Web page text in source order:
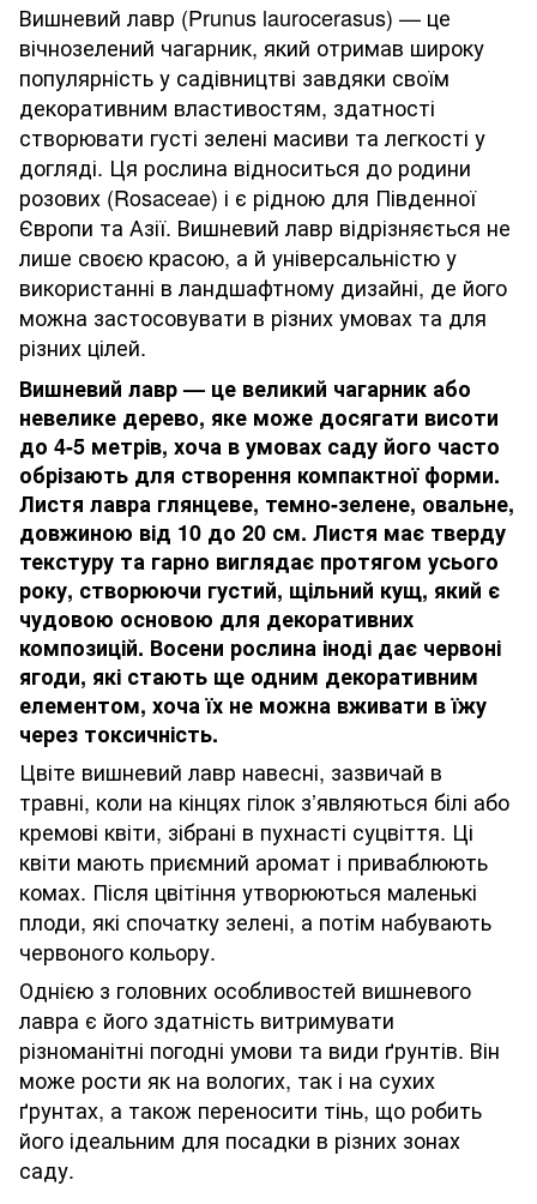
Вишневий лавр (Prunus laurocerasus) — це
вічнозелений чагарник, який отримав широку
популярність у садівництві завдяки своїм
декоративним властивостям, здатності
створювати густі зелені масиви та легкості у
догляді. Ця рослина відноситься до родини
розових (Rosaceae) і є рідною для Південної
Європи та Азії. Вишневий лавр відрізняється не
лише своєю красою, а й універсальністю у
використанні в ландшафтному дизайні, де його
можна застосовувати в різних умовах та для
різних цілей.
Вишневий лавр — це великий чагарник або
невелике дерево, яке може досягати висоти
до 4-5 метрів, хоча в умовах саду його часто
обрізають для створення компактної форми.
Листя лавра глянцеве, темно-зелене, овальне,
довжиною від 10 до 20 см. Листя має тверду
текстуру та гарно виглядає протягом усього
року, створюючи густий, щільний кущ, який є
чудовою основою для декоративних
композицій. Восени рослина іноді дає червоні
ягоди, які стають ще одним декоративним
елементом, хоча їх не можна вживати в їжу
через токсичність.
Цвіте вишневий лавр навесні, зазвичай в
травні, коли на кінцях гілок з’являються білі або
кремові квіти, зібрані в пухнасті суцвіття. Ці
квіти мають приємний аромат і приваблюють
комах. Після цвітіння утворюються маленькі
плоди, які спочатку зелені, а потім набувають
червоного кольору.
Однією з головних особливостей вишневого
лавра є його здатність витримувати
різноманітні погодні умови та види ґрунтів. Він
може рости як на вологих, так і на сухих
ґрунтах, а також переносити тінь, що робить
його ідеальним для посадки в різних зонах
саду.